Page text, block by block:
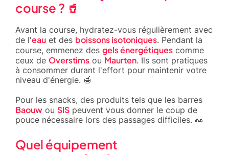
course ? 🥤
Avant la course, hydratez-vous régulièrement avec
de l'eau et des boissons isotoniques. Pendant la
course, emmenez des gels énergétiques comme
ceux de Overstims ou Maurten. Ils sont pratiques
à consommer durant l'effort pour maintenir votre
niveau d'énergie. 🍯
Pour les snacks, des produits tels que les barres
Baouw ou SIS peuvent vous donner le coup de
pouce nécessaire lors des passages difficiles. 🥜
Quel équipement